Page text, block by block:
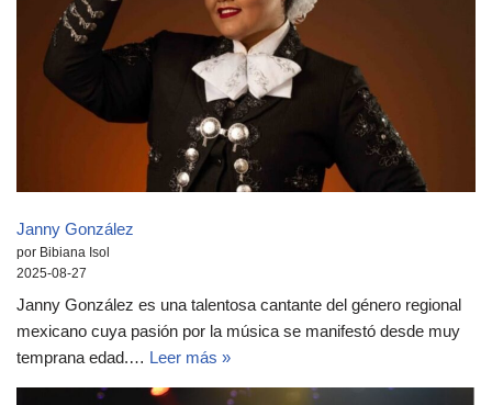
Janny González
por Bibiana Isol
2025-08-27
Janny González es una talentosa cantante del género regional
mexicano cuya pasión por la música se manifestó desde muy
temprana edad.… Leer más »